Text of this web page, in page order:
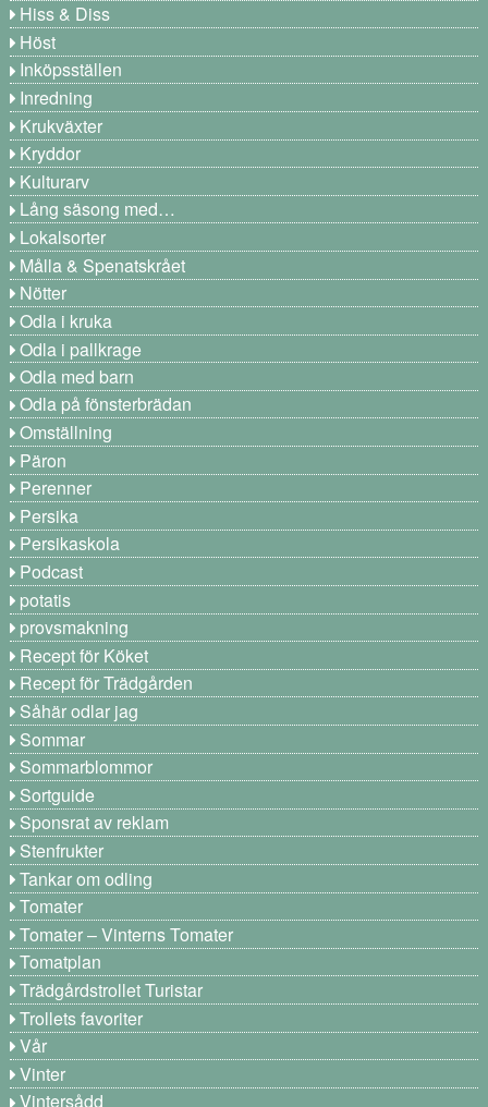
Hiss & Diss
Höst
Inköpsställen
Inredning
Krukväxter
Kryddor
Kulturarv
Lång säsong med…
Lokalsorter
Målla & Spenatskrået
Nötter
Odla i kruka
Odla i pallkrage
Odla med barn
Odla på fönsterbrädan
Omställning
Päron
Perenner
Persika
Persikaskola
Podcast
potatis
provsmakning
Recept för Köket
Recept för Trädgården
Såhär odlar jag
Sommar
Sommarblommor
Sortguide
Sponsrat av reklam
Stenfrukter
Tankar om odling
Tomater
Tomater – Vinterns Tomater
Tomatplan
Trädgårdstrollet Turistar
Trollets favoriter
Vår
Vinter
Vintersådd